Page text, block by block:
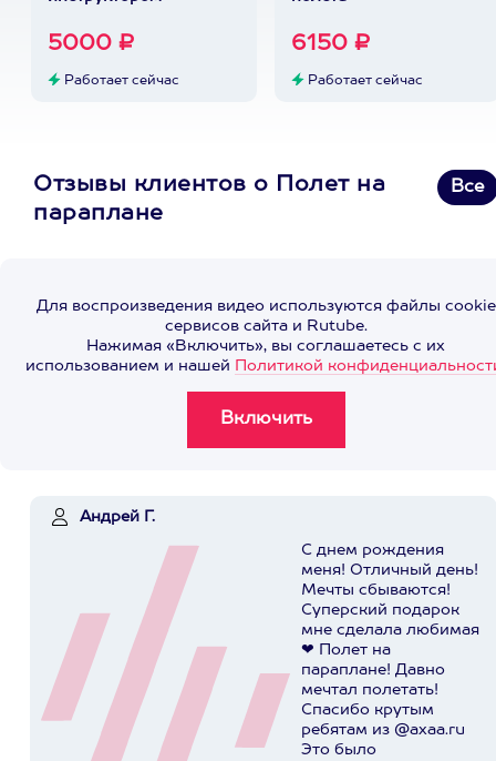
5000 ₽
Работает сейчас
6150 ₽
Работает сейчас
Отзывы клиентов о Полет на
параплане
Все
Для воспроизведения видео используются файлы cookie
сервисов сайта и Rutube.
Нажимая «Включить», вы соглашаетесь с их
использованием и нашей Политикой
Андрей Г.
С днем рождения
меня! Отличный день!
Мечты сбываются!
Суперский подарок
мне сделала любимая
❤ Полет на
параплане! Давно
мечтал полетать!
Спасибо крутым
ребятам из @axaa.ru
Это было